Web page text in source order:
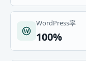
WordPress率
100%